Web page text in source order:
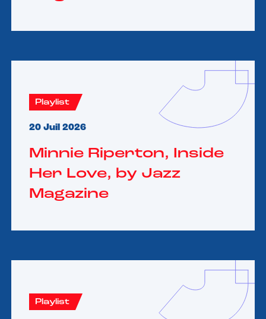
Playlist
20 Juil 2026
Minnie Riperton, Inside
Her Love, by Jazz
Magazine
Playlist